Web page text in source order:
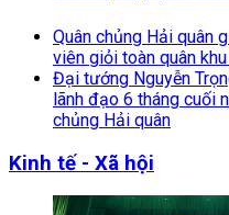
Quân chủng Hải quân
viên giỏi toàn quân
Đại tướng Nguyễn
lãnh đạo 6 tháng cuối
chủng Hải quân
Kinh tế - Xã hội